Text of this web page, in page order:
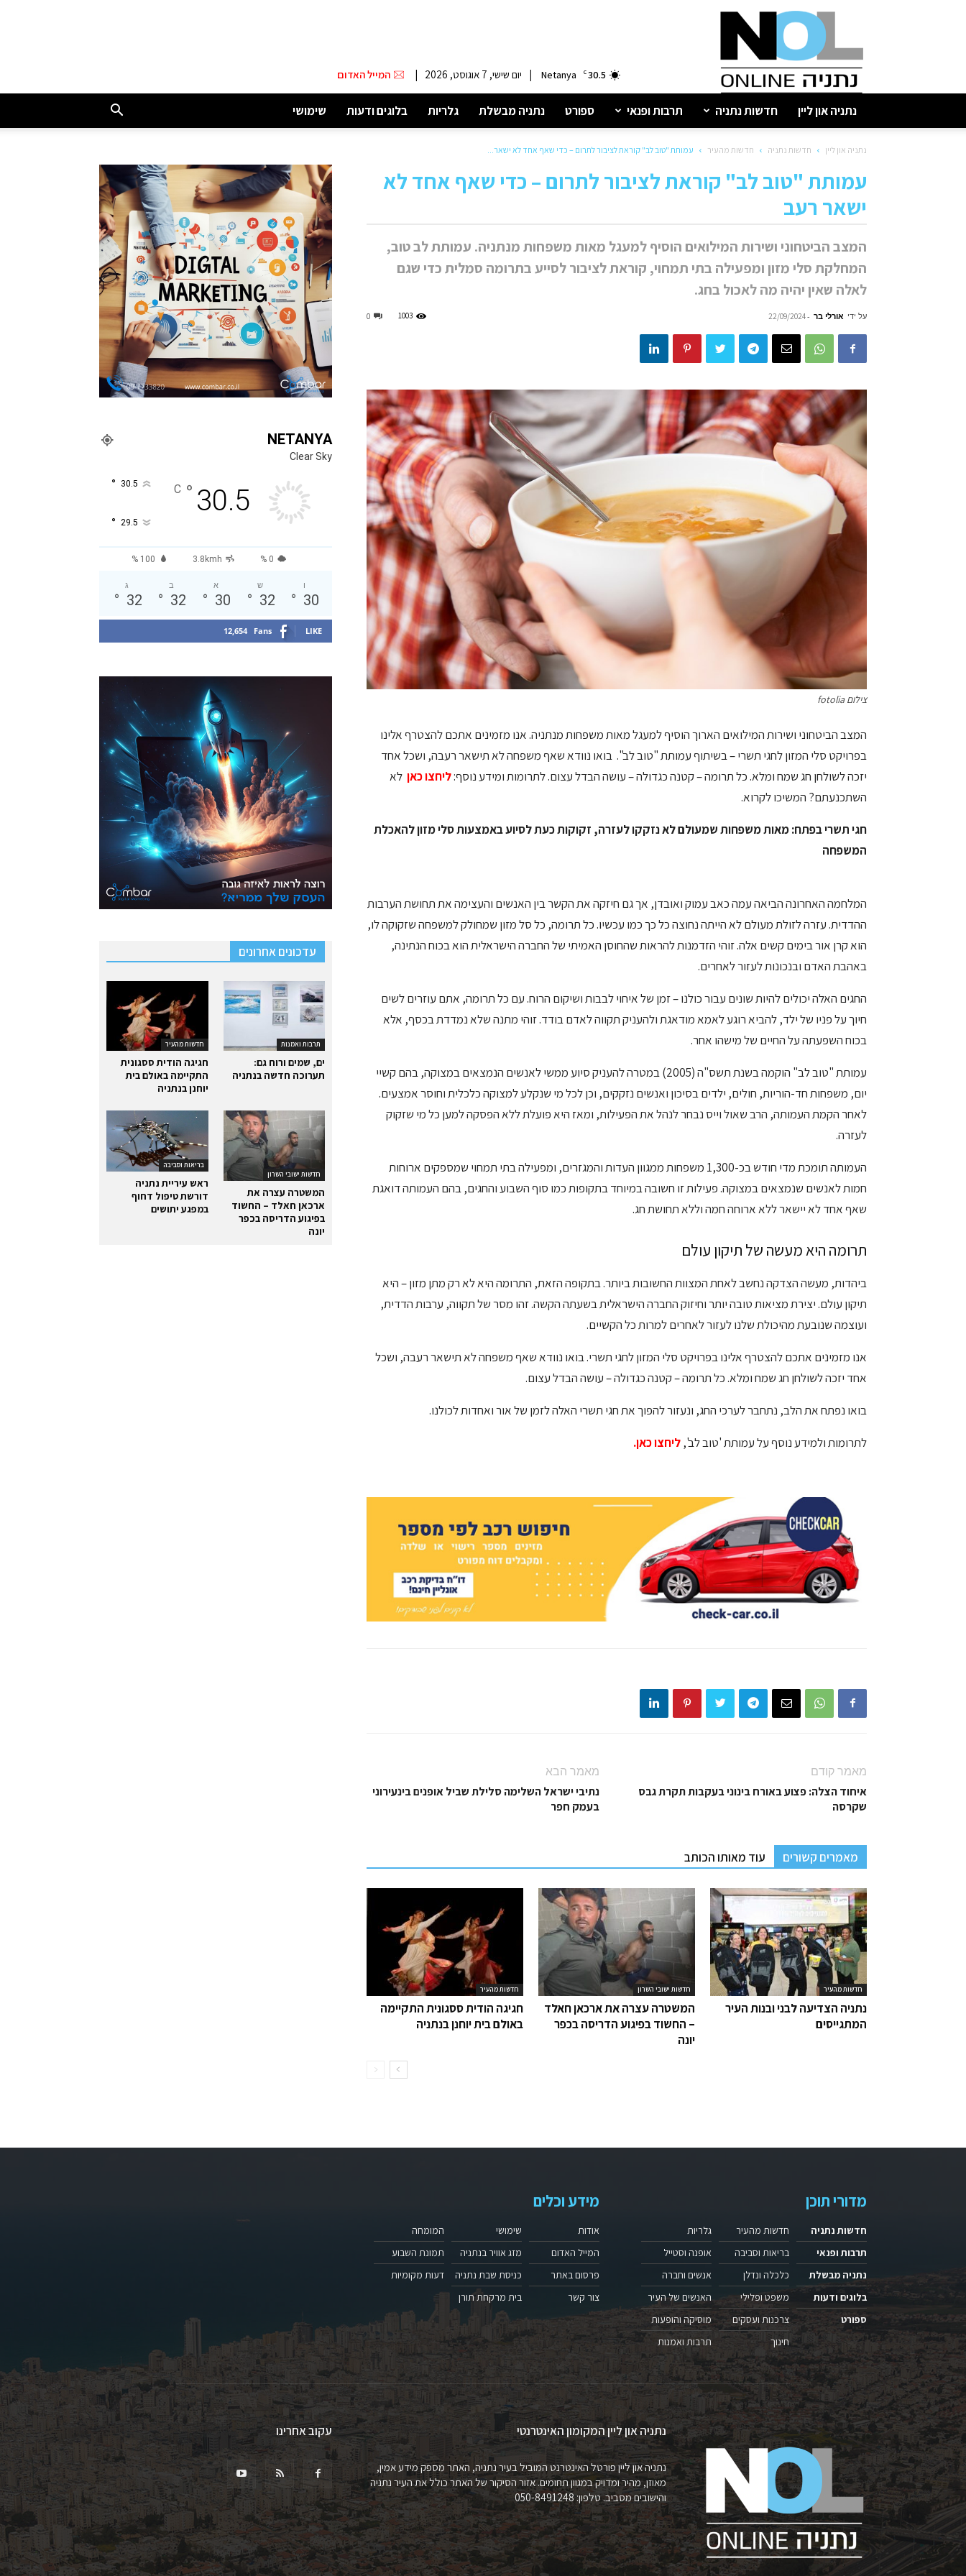
נתניה
30.5
C
Netanya
| יום שישי, 7 אוגוסט, 2026 | המייל האדום
נתניה און ליין חדשות נתניה תרבות ופנאי ספורט נתניה מבשלת גלריות בלוגים ודעות שימושי
נתניה און ליין חדשות נתניה חדשות מהעיר עמותת "טוב לב" קוראת לציבור לתרום – כדי שאף אחד לא ישאר...
עמותת "טוב לב" קוראת לציבור לתרום – כדי שאף אחד לא
ישאר רעב
המצב הביטחוני ושירות המילואים הוסיף למעגל מאות משפחות מנתניה. עמותת לב טוב,
המחלקת סלי מזון ומפעילה בתי תמחוי, קוראת לציבור לסייע בתרומה סמלית כדי שגם
לאלה שאין יהיה מה לאכול בחג.
על ידי אורלי בר -
22/09/2024
0 1003
צילום fotolia
המצב הביטחוני ושירות המילואים הארוך הוסיף למעגל מאות משפחות מנתניה. אנו מזמינים אתכם להצטרף אלינו
בפרויקט סלי המזון לחגי תשרי – בשיתוף עמותת "טוב לב". בואו נוודא שאף משפחה לא תישאר רעבה, ושכל אחד
יזכה לשולחן חג שמח ומלא. כל תרומה – קטנה כגדולה – עושה הבדל עצום. לתרומות ומידע נוסף:ליחצו כאן לא
השתכנעתם? המשיכו לקרוא.
חגי תשרי בפתח: מאות משפחות שמעולם לא נזקקו לעזרה, זקוקות כעת לסיוע באמצעות סלי מזון להאכלת
המשפחה
המלחמה האחרונה הביאה עמה כאב עמוק ואובדן, אך גם חיזקה את הקשר בין האנשים והעצימה את תחושת הערבות
ההדדית. עזרה לזולת מעולם לא הייתה נחוצה כל כך כמו עכשיו. כל תרומה, כל סל מזון שמחולק למשפחה שזקוקה לו,
הוא קרן אור בימים קשים אלה. זוהי הזדמנות להראות שהחוסן האמיתי של החברה הישראלית הוא בכוח הנתינה,
באהבת האדם ובנכונות לעזור לאחרים.
החגים האלה יכולים להיות שונים עבור כולנו – זמן של איחוי לבבות ושיקום הרוח. עם כל תרומה, אתם עוזרים לשים
חיוך על פניו של ילד, להביא רוגע לאמא מודאגת ולהעניק תקווה לאדם בודד. זוהי מתנה שלא נמדדת בכסף, אלא
בכוח השפעתה על החיים של מישהו אחר.
עמותת "טוב לב" הוקמה בשנת תשס"ה (2005) במטרה להעניק סיוע ממשי לאנשים הנמצאים במצוקה, בהם קשיי
יום, משפחות חד-הוריות, חולים, ילדים בסיכון ואנשים נזקקים, וכן לכל מי שנקלע למצוקה כלכלית וחוסר אמצעים.
לאחר הקמת העמותה, הרב שאול וייס נבחר לנהל את הפעילות, ומאז היא פועלת ללא הפסקה למען כל מי שזקוק
לעזרה.
העמותה תומכת מדי חודש בכ-1,300 משפחות ממגוון העדות והמגזרים, ומפעילה בתי תמחוי שמספקים ארוחות
חמות לאנשים שנמצאים במצוקה. פעילות זו חשובה במיוחד בתקופות כמו סוף השבוע והחגים, בהם העמותה דואגת
שאף אחד לא יישאר ללא ארוחה חמה וללא תחושת חג.
תרומה היא מעשה של תיקון עולם
ביהדות, מעשה הצדקה נחשב לאחת המצוות החשובות ביותר. בתקופה הזאת, התרומה היא לא רק מתן מזון – היא
תיקון עולם. יצירת מציאות טובה יותר וחיזוק החברה הישראלית בשעתה הקשה. זהו מסר של תקווה, ערבות הדדית,
ועוצמה שנובעת מהיכולת שלנו לעזור לאחרים למרות כל הקשיים.
אנו מזמינים אתכם להצטרף אלינו בפרויקט סלי המזון לחגי תשרי. בואו נוודא שאף משפחה לא תישאר רעבה, ושכל
אחד יזכה לשולחן חג שמח ומלא. כל תרומה – קטנה כגדולה – עושה הבדל עצום.
בואו נפתח את הלב, נתחבר לערכי החג, ונעזור להפוך את חגי תשרי האלה לזמן של אור ואחדות לכולנו.
לתרומות ולמידע נוסף על עמותת 'טוב לב', ליחצו כאן.
מאמר קודם
איחוד הצלה: פצוע באורח בינוני בעקבות תקרת גבס
שקרסה
מאמר הבא
נתיבי ישראל השלימה סלילת שביל אופנים בינעירוני
בעמק חפר
מאמרים קשורים עוד מאותו הכותב
חדשות מהעיר
חגיגה הודית ססגונית התקיימה
באולם בית יוחנן בנתניה
חדשות ישובי השרון
המשטרה עצרה את ארכאן חאלד
– החשוד בפיגוע הדריסה בכפר
יונה
חדשות מהעיר
נתניה הצדיעה לבני ובנות העיר
המתגייסים
NETANYA
Clear Sky
30.5
°
C
30.5
°
29.5
°
100 % 3.8kmh 0 %
ו
30
°
ש
32
°
א
30
°
ב
32
°
ג
32
°
12,654 Fans LIKE
עדכונים אחרונים
חדשות מהעיר
חגיגה הודית ססגונית
התקיימה באולם בית
יוחנן בנתניה
תרבות ואמנות
ים, שמים ורוח גם:
תערוכה חדשה בנתניה
בריאות וסביבה
ראש עיריית נתניה
דורשת טיפול דחוף
במפגע יתושים
חדשות ישובי השרון
המשטרה עצרה את
ארכאן חאלד – החשוד
בפיגוע הדריסה בכפר
יונה
מדורי תוכן
חדשות נתניה
תרבות ופנאי
נתניה מבשלת
בלוגים ודעות
ספורט
חדשות מהעיר
בריאות וסביבה
כלכלה ונדלן
משפט ופלילי
צרכנות ועסקים
חינוך
גלריות
אופנה וסטייל
אנשים וחברה
האנשים של העיר
מוסיקה והופעות
תרבות ואמנות
מידע וכלים
אודות
המייל האדום
פרסום באתר
צור קשר
שימושי
מזג אוויר בנתניה
כניסת שבת נתניה
בית מרקחת תורן
המומחה
תמונת השבוע
דעות מקומיות
נתניה און ליין המקומון האינטרנטי
נתניה און ליין פורטל האינטרנט המוביל בעיר נתניה, האתר מספק מידע אמין,
מאוזן, מהיר ומדויק במגוון תחומים. אזור הסיקור של האתר כולל את העיר נתניה
והישובים מסביב. טלפון: 050-8491248
עקוב אחרינו